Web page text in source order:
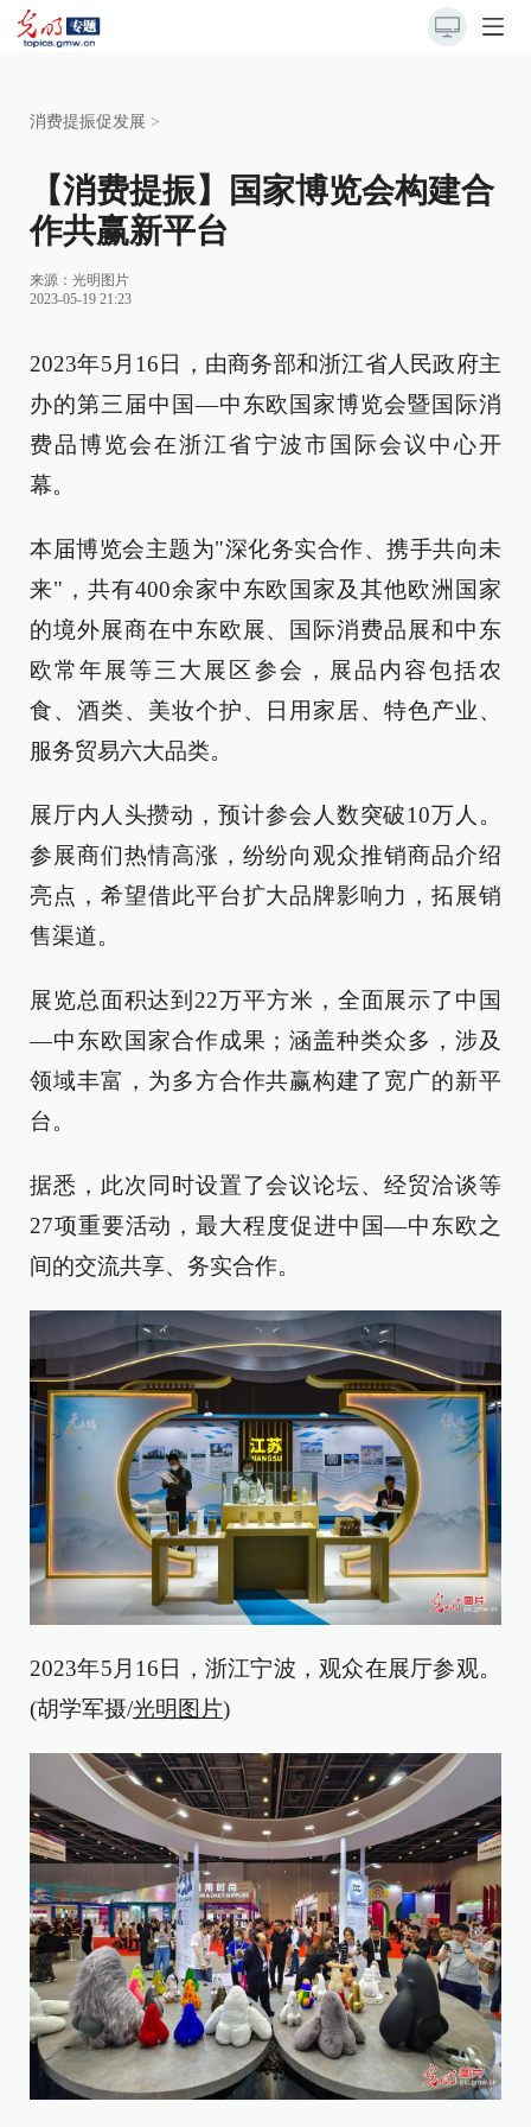
消费提振促发展 >
【消费提振】国家博览会构建合
作共赢新平台
来源： 光明图片
2023-05-19 21:23
2023年5月16日，由商务部和浙江省人民政府主
办的第三届中国—中东欧国家博览会暨国际消
费品博览会在浙江省宁波市国际会议中心开
幕。
本届博览会主题为"深化务实合作、携手共向未
来"，共有400余家中东欧国家及其他欧洲国家
的境外展商在中东欧展、国际消费品展和中东
欧常年展等三大展区参会，展品内容包括农
食、酒类、美妆个护、日用家居、特色产业、
服务贸易六大品类。
展厅内人头攒动，预计参会人数突破10万人。
参展商们热情高涨，纷纷向观众推销商品介绍
亮点，希望借此平台扩大品牌影响力，拓展销
售渠道。
展览总面积达到22万平方米，全面展示了中国
—中东欧国家合作成果；涵盖种类众多，涉及
领域丰富，为多方合作共赢构建了宽广的新平
台。
据悉，此次同时设置了会议论坛、经贸洽谈等
27项重要活动，最大程度促进中国—中东欧之
间的交流共享、务实合作。
2023年5月16日，浙江宁波，观众在展厅参观。
(胡学军摄/光明图片)